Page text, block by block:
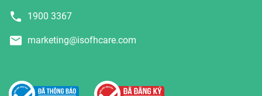
1900 3367
marketing@isofhcare.com